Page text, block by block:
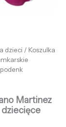
dzieci / Koszulka
Martinez